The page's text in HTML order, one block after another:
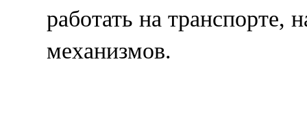
работать на транспорте,
механизмов.